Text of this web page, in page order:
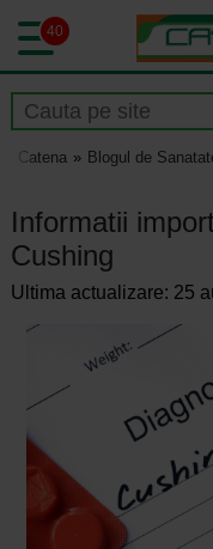
40
Catena Blogul de
Informatii
Cushing
Ultima actualizare: 25